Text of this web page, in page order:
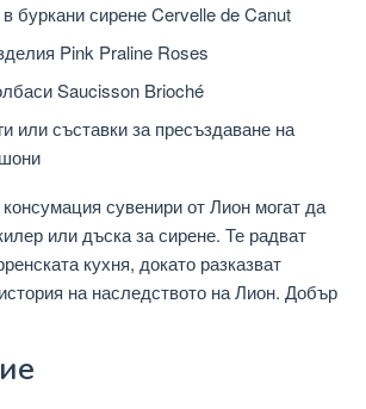
буркани сирене Cervelle de Canut
Pink Praline Roses
Saucisson Brioché
или съставки за пресъздаване на
сувенири от Лион могат да
или дъска за сирене. Те радват
кухня, докато разказват
на наследството на Лион. Добър